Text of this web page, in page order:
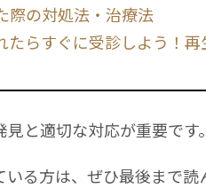
際の対処法・治療法
たらすぐに受診しよう！
と適切な対応が重要です。
る方は、ぜひ最後まで読